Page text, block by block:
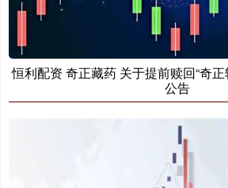
恒利配资 奇正藏药 关于提前赎回“奇
公告